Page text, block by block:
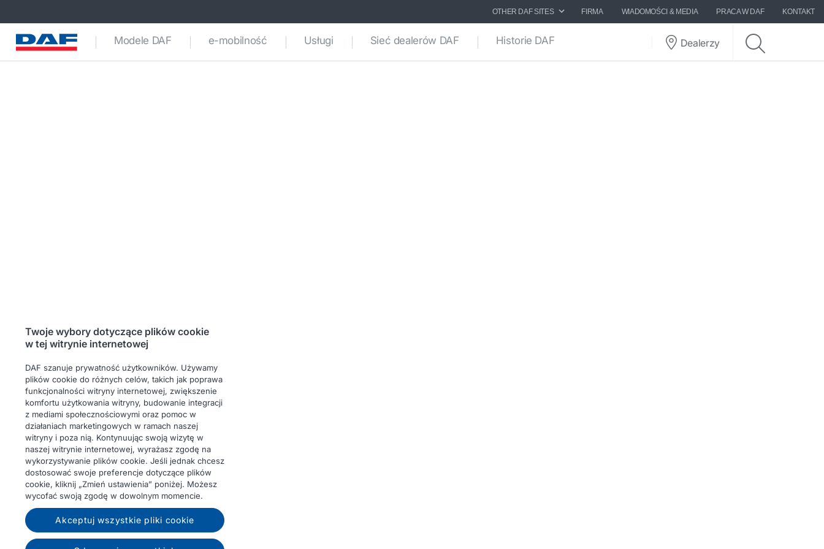
OTHER DAF SITES FIRMA WIADOMOŚCI & MEDIA PRACA W DAF KONTAKT
Modele DAF e-mobilność Usługi Sieć dealerów DAF Historie DAF Dealerzy
Twoje wybory dotyczące plików cookie
w tej witrynie internetowej
DAF szanuje prywatność użytkowników. Używamy
plików cookie do różnych celów, takich jak poprawa
funkcjonalności witryny internetowej, zwiększenie
komfortu użytkowania witryny, budowanie integracji
z mediami społecznościowymi oraz pomoc w
działaniach marketingowych w ramach naszej
witryny i poza nią. Kontynuując swoją wizytę w
naszej witrynie internetowej, wyrażasz zgodę na
wykorzystywanie plików cookie. Jeśli jednak chcesz
dostosować swoje preferencje dotyczące plików
cookie, kliknij „Zmień ustawienia” poniżej. Możesz
wycofać swoją zgodę w dowolnym momencie.
Akceptuj wszystkie pliki cookie